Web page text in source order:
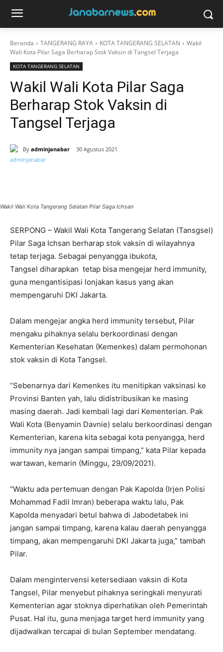
Beranda TANGERANG RAYA KOTA TANGERANG SELATAN
Wakil
Wali Kota Pilar Saga Berharap Stok Vaksin di Tangsel Terjaga
KOTA TANGERANG SELATAN
Wakil Wali Kota Pilar Saga
Berharap Stok Vaksin di
Tangsel Terjaga
By adminjanabar 30 Agustus 2021
Wakil Wali Kota Tangerang Selatan Pilar Saga Ichsan
SERPONG – Wakil Wali Kota Tangerang Selatan (Tansgsel)
Pilar Saga Ichsan berharap stok vaksin di wilayahnya
tetap terjaga. Sebagai penyangga ibukota,
Tangsel diharapkan tetap bisa mengejar herd immunity,
guna mengantisipasi lonjakan kasus yang akan
mempengaruhi DKI Jakarta.
Dalam mengejar angka herd immunity tersebut, Pilar
mengaku pihaknya selalu berkoordinasi dengan
Kementerian Kesehatan (Kemenkes) dalam permohonan
stok vaksin di Kota Tangsel.
“Sebenarnya dari Kemenkes itu menitipkan vaksinasi ke
Provinsi Banten yah, lalu didistribusikan ke masing
masing daerah. Jadi kembali lagi dari Kementerian. Pak
Wali Kota (Benyamin Davnie) selalu berkoordinasi dengan
Kementerian, karena kita sebagai kota penyangga, herd
immunity nya jangan sampai timpang,” kata Pilar kepada
wartawan, kemarin (Minggu, 29/09/2021).
“Waktu ada pertemuan dengan Pak Kapolda (Irjen Polisi
Mohammad Fadil Imran) beberapa waktu lalu, Pak
Kapolda menyadari betul bahwa di Jabodetabek ini
jangan sampai timpang, karena kalau daerah penyangga
timpang, akan mempengaruhi DKI Jakarta juga,” tambah
Pilar.
Dalam mengintervensi ketersediaan vaksin di Kota
Tangsel, Pilar menyebut pihaknya seringkali menyurati
Kementerian agar stoknya diperhatikan oleh Pemerintah
Pusat. Hal itu, guna menjaga target herd immunity yang
dijadwalkan tercapai di bulan September mendatang.